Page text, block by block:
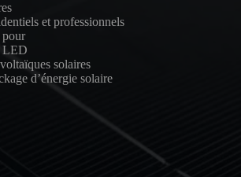
et professionnels
pour
LED
solaires
d’énergie solaire